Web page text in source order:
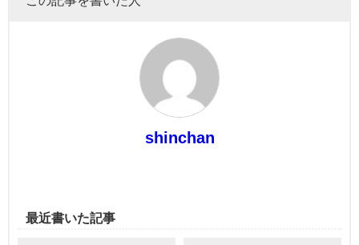
shinchan
最近書いた記事